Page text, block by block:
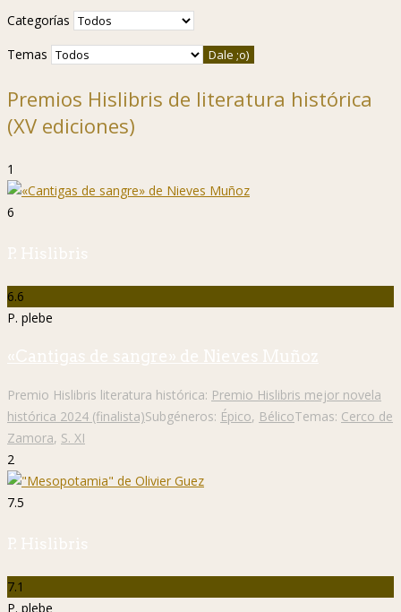
Categorías
Temas
Premios Hislibris de literatura histórica
(XV ediciones)
1
6
P. Hislibris
6.6
P. plebe
«Cantigas de sangre» de Nieves Muñoz
Premio Hislibris literatura histórica: Premio Hislibris mejor novela
histórica 2024 (finalista)Subgéneros: Épico, BélicoTemas: Cerco de
Zamora, S. XI
2
7.5
P. Hislibris
7.1
P. plebe